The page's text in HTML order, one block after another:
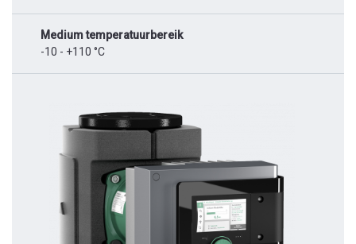
Medium temperatuurbereik
-10 - +110 °C